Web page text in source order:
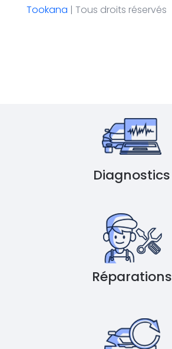
Tookana | Tous droits réservés
Diagnostics
Réparations